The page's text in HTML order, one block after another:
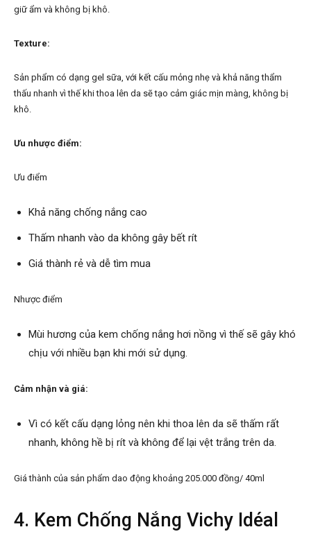
giữ ẩm và không bị khô.
Texture:
Sản phẩm có dạng gel sữa, với kết cấu mỏng nhẹ và khả năng thẩm
thấu nhanh vì thế khi thoa lên da sẽ tạo cảm giác mịn màng, không bị
khô.
Ưu nhược điểm:
Ưu điểm
Khả năng chống nắng cao
Thấm nhanh vào da không gây bết rít
Giá thành rẻ và dễ tìm mua
Nhược điểm
Mùi hương của kem chống nắng hơi nồng vì thế sẽ gây khó
chịu với nhiều bạn khi mới sử dụng.
Cảm nhận và giá:
Vì có kết cấu dạng lỏng nên khi thoa lên da sẽ thấm rất
nhanh, không hề bị rít và không để lại vệt trắng trên da.
Giá thành của sản phẩm dao động khoảng 205.000 đồng/ 40ml
4. Kem Chống Nắng Vichy Idéal